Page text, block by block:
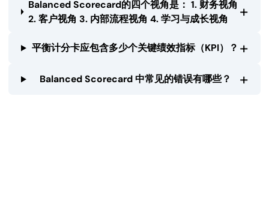
Balanced Scorecard的四个视角是： 1. 财务视角
2. 客户视角 3. 内部流程视角 4. 学习与成长视角
+
平衡计分卡应包含多少个关键绩效指标（KPI）？ +
Balanced Scorecard 中常见的错误有哪些？ +